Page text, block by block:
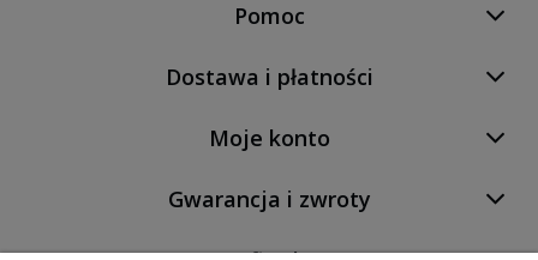
Pomoc
Dostawa i płatności
Moje konto
Gwarancja i zwroty